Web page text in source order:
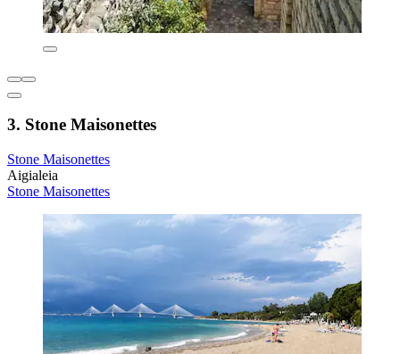
3. Stone Maisonettes
Stone Maisonettes
Aigialeia
Stone Maisonettes